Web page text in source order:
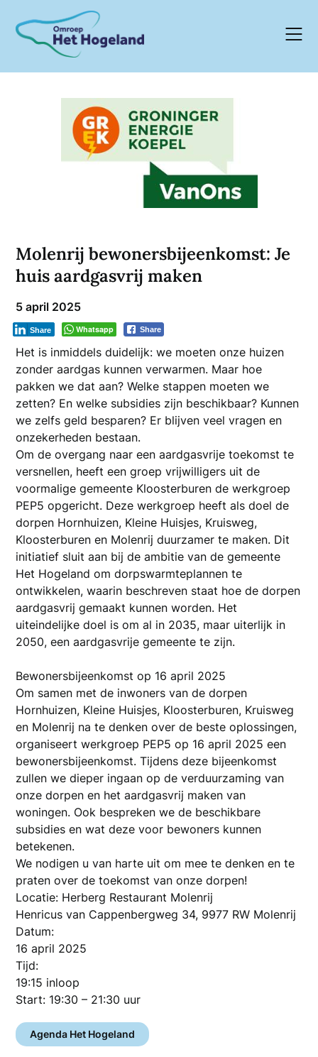
content
Molenrij bewonersbijeenkomst: Je
huis aardgasvrij maken
5 april 2025
Whatsapp Share
Share
Het is inmiddels duidelijk: we moeten onze huizen
zonder aardgas kunnen verwarmen. Maar hoe
pakken we dat aan? Welke stappen moeten we
zetten? En welke subsidies zijn beschikbaar? Kunnen
we zelfs geld besparen? Er blijven veel vragen en
onzekerheden bestaan.
Om de overgang naar een aardgasvrije toekomst te
versnellen, heeft een groep vrijwilligers uit de
voormalige gemeente Kloosterburen de werkgroep
PEP5 opgericht. Deze werkgroep heeft als doel de
dorpen Hornhuizen, Kleine Huisjes, Kruisweg,
Kloosterburen en Molenrij duurzamer te maken. Dit
initiatief sluit aan bij de ambitie van de gemeente
Het Hogeland om dorpswarmteplannen te
ontwikkelen, waarin beschreven staat hoe de dorpen
aardgasvrij gemaakt kunnen worden. Het
uiteindelijke doel is om al in 2035, maar uiterlijk in
2050, een aardgasvrije gemeente te zijn.
Bewonersbijeenkomst op 16 april 2025
Om samen met de inwoners van de dorpen
Hornhuizen, Kleine Huisjes, Kloosterburen, Kruisweg
en Molenrij na te denken over de beste oplossingen,
organiseert werkgroep PEP5 op 16 april 2025 een
bewonersbijeenkomst. Tijdens deze bijeenkomst
zullen we dieper ingaan op de verduurzaming van
onze dorpen en het aardgasvrij maken van
woningen. Ook bespreken we de beschikbare
subsidies en wat deze voor bewoners kunnen
betekenen.
We nodigen u van harte uit om mee te denken en te
praten over de toekomst van onze dorpen!
Locatie: Herberg Restaurant Molenrij
Henricus van Cappenbergweg 34, 9977 RW Molenrij
Datum:
16 april 2025
Tijd:
19:15 inloop
Start: 19:30 – 21:30 uur
Agenda Het Hogeland